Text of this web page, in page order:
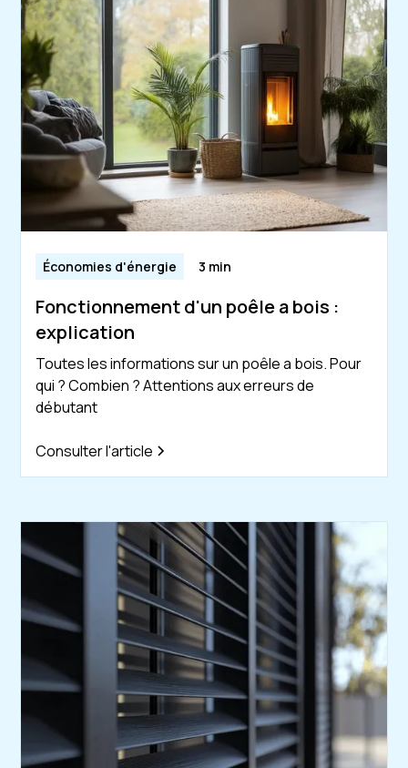
Économies d'énergie 3 min
Fonctionnement d'un poêle a bois :
explication
Toutes les informations sur un poêle a bois. Pour
qui ? Combien ? Attentions aux erreurs de
débutant
Consulter l'article